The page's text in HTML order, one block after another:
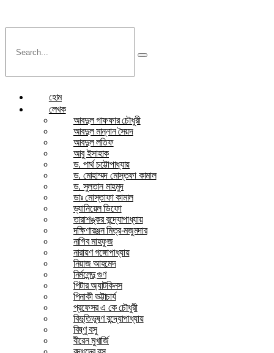
হোম
লেখক
আবদুল গাফফার চৌধুরী
আবদুল মান্নান সৈয়দ
আবদুল লতিফ
আবু ইসাহাক
ড. পার্থ চট্টোপাধ্যায়
ড. মোহাম্মদ মোস্তফা কামাল
ড. সুলতান মাহমুদ
ডাঃ মোস্তাফা কামাল
ড্যানিয়েল ডিফো
তারাশঙ্কর বন্দ্যোপাধ্যায়
দক্ষিণারঞ্জন মিত্র-মজুমদার
নাগিব মাহফুজ
নারায়ণ গঙ্গোপাধ্যায়
নিয়াজ আহমেদ
নির্মলেন্দু গুণ
পিটার অ্যাটকিনস
পিনাকী ভট্টাচার্য
প্রফেসর এ কে চৌধুরী
বিভূতিভূষণ বন্দ্যোপাধ্যায়
বিষ্ণু বসু
বীরেন মুখার্জি